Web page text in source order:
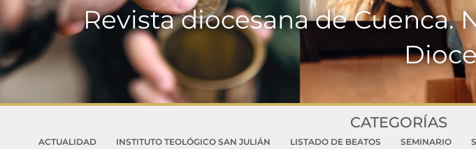
Revista diocesana de Cuenca.
CATEGORÍAS
ACTUALIDAD INSTITUTO TEOLÓGICO SAN JULIÁN LISTADO DE BEATOS SEMINARIO